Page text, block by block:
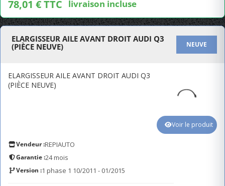
78,01 € TTC livraison incluse
ELARGISSEUR AILE AVANT DROIT AUDI Q3
(PIÈCE NEUVE)
NEUVE
ELARGISSEUR AILE AVANT DROIT AUDI Q3
(PIÈCE NEUVE)
Vendeur :REPIAUTO
Garantie :24 mois
Version :1 phase 1 10/2011 - 01/2015
Voir le produit